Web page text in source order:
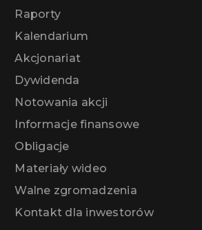
Raporty
Kalendarium
Akcjonariat
Dywidenda
Notowania akcji
Informacje finansowe
Obligacje
Materiały wideo
Walne zgromadzenia
Kontakt dla inwestorów